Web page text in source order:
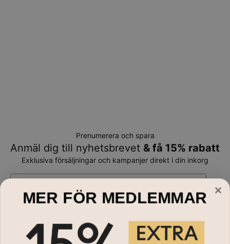
Prenumerera och spara
Anmäl dig till nyhetsbrevet & få 15% rabatt
Exklusiva försäljningar och kampanjer direkt i din inkorg
Handla till
MER FÖR MEDLEMMAR